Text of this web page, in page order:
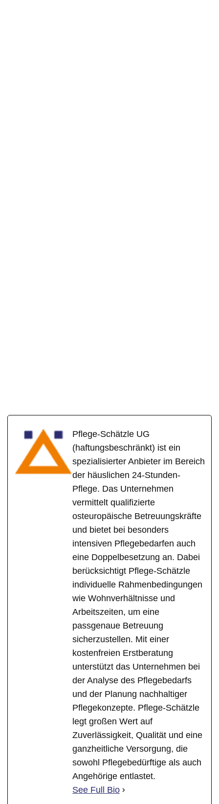
Pflege-Schätzle UG
(haftungsbeschränkt) ist ein
spezialisierter Anbieter im Bereich
der häuslichen 24-Stunden-
Pflege. Das Unternehmen
vermittelt qualifizierte
osteuropäische Betreuungskräfte
und bietet bei besonders
intensiven Pflegebedarfen auch
eine Doppelbesetzung an. Dabei
berücksichtigt Pflege-Schätzle
individuelle Rahmenbedingungen
wie Wohnverhältnisse und
Arbeitszeiten, um eine
passgenaue Betreuung
sicherzustellen. Mit einer
kostenfreien Erstberatung
unterstützt das Unternehmen bei
der Analyse des Pflegebedarfs
und der Planung nachhaltiger
Pflegekonzepte. Pflege-Schätzle
legt großen Wert auf
Zuverlässigkeit, Qualität und eine
ganzheitliche Versorgung, die
sowohl Pflegebedürftige als auch
Angehörige entlastet.
See Full Bio